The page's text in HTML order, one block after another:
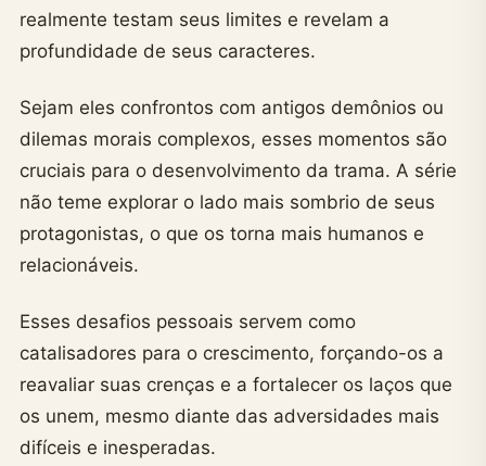
realmente testam seus limites e revelam a
profundidade de seus caracteres.
Sejam eles confrontos com antigos demônios ou
dilemas morais complexos, esses momentos são
cruciais para o desenvolvimento da trama. A série
não teme explorar o lado mais sombrio de seus
protagonistas, o que os torna mais humanos e
relacionáveis.
Esses desafios pessoais servem como
catalisadores para o crescimento, forçando-os a
reavaliar suas crenças e a fortalecer os laços que
os unem, mesmo diante das adversidades mais
difíceis e inesperadas.